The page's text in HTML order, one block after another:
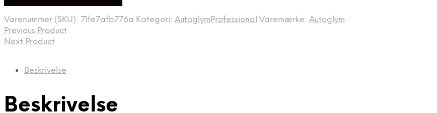
Varenummer (SKU): 71fe7afb776a Kategori: AutoglymProfessional Varemærke: Autoglym
Previous Product
Next Product
Beskrivelse
Beskrivelse